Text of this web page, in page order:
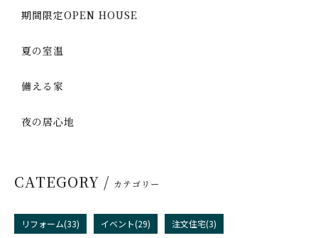
期間限定OPEN HOUSE
夏の室温
備える家
夜の居心地
CATEGORY / カテゴリー
リフォーム(33) イベント(29) 注文住宅(3)